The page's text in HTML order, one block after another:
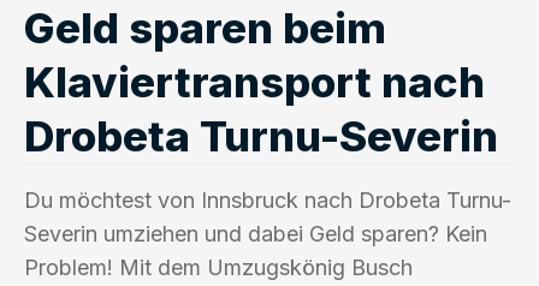
Geld sparen beim
Klaviertransport nach
Drobeta Turnu-Severin
Du möchtest von Innsbruck nach Drobeta Turnu-
Severin umziehen und dabei Geld sparen? Kein
Problem! Mit dem Umzugskönig Busch